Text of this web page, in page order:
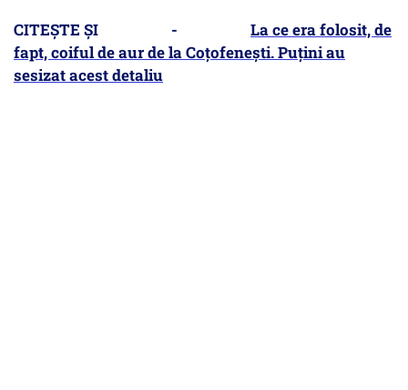
CITEȘTE ȘI - La ce era folosit, de
fapt, coiful de aur de la Coțofenești. Puțini au
sesizat acest detaliu